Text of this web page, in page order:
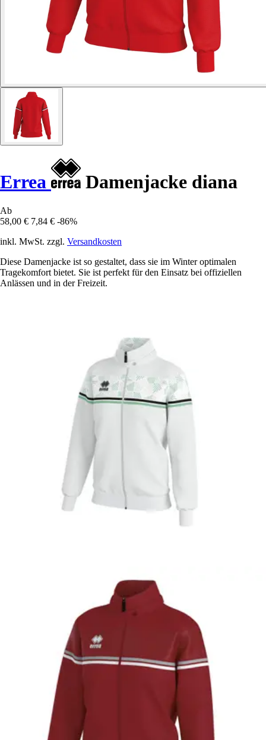
Errea Damenjacke diana
Ab
58,00 € 7,84 € -86%
inkl. MwSt. zzgl. Versandkosten
Diese Damenjacke ist so gestaltet, dass sie im Winter optimalen
Tragekomfort bietet. Sie ist perfekt für den Einsatz bei offiziellen
Anlässen und in der Freizeit.